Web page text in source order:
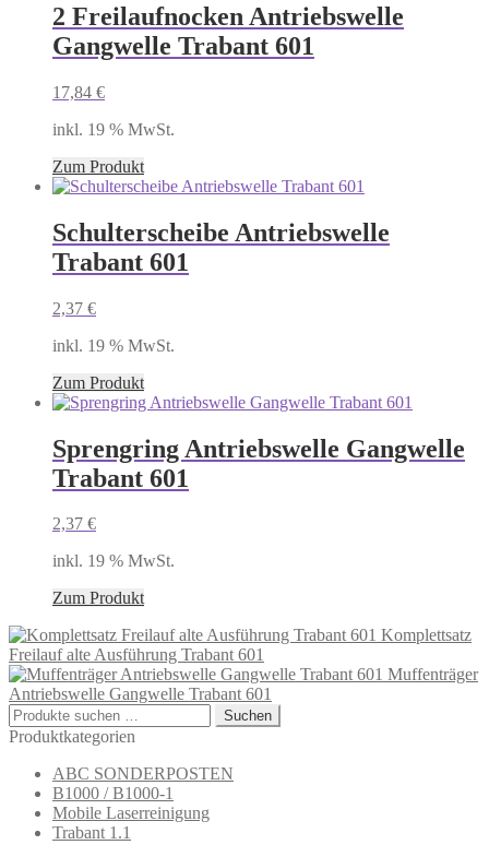
2 Freilaufnocken Antriebswelle
Gangwelle Trabant 601
17,84 €
inkl. 19 % MwSt.
Zum Produkt
Schulterscheibe Antriebswelle
Trabant 601
2,37 €
inkl. 19 % MwSt.
Zum Produkt
Sprengring Antriebswelle Gangwelle
Trabant 601
2,37 €
inkl. 19 % MwSt.
Zum Produkt
Komplettsatz
Freilauf alte Ausführung Trabant 601
Muffenträger
Antriebswelle Gangwelle Trabant 601
Suchen
nach:
Suchen
Produktkategorien
ABC SONDERPOSTEN
B1000 / B1000-1
Mobile Laserreinigung
Trabant 1.1